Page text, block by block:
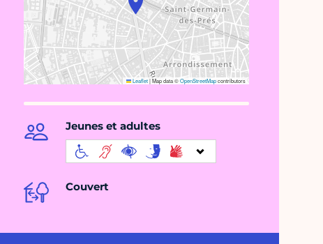
Leaflet|Map data ©OpenStreetMapcontributors
Jeunes et adultes
Couvert